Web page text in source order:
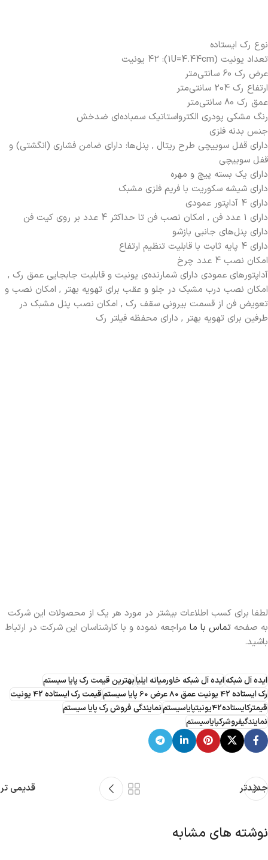
نوع رک ایستاده
تعداد یونیت (1U=4.44cm): 42 یونیت
عرض رک 60 سانتی‌متر
ارتفاع رک 204 سانتی‌متر
عمق رک 80 سانتی‌متر
رنگ مشکی پودری الکترواستاتیک سمباده‌ای ضدخش
جنس بدنه فلزی
دارای قفل سوییچی طرح ریتال , پنل‌ها: دارای ضامن فشاری (انگشتی) و
قفل سوییچی
دارای یک بسته پیچ و مهره
دارای شیشه سکوریت با فریم فلزی مشبک
دارای 4 آداپتور عمودی
دارای 1 عدد فن , امکان نصب فن تا حداکثر 4 عدد بر روی کیت فن
دارای پنل‌های جانبی بازشو
دارای 4 پایه ثابت با قابلیت تنظیم ارتفاع
امکان نصب 4 عدد چرخ
آداپتورهای عمودی دارای شمارنده‌ی یونیت و قابلیت جابجایی عمق رک ,
امکان نصب درب مشبک در جلو و عقب برای تهویه بهتر , امکان نصب و
تعویض فن از قسمت بیرونی سقف رک , امکان نصب پنل مشبک در
طرفین برای تهویه بهتر , دارای محفظه فیلتر رک
لطفا برای کسب اطلاعات بیشتر در مورد هر یک از محصولات این شرکت
به صفحه تماس با ما مراجعه نموده و با کارشناسان این شرکت در ارتباط
باشید.
ایده آل شبکهایده آل شبکه خاورمیانه ایلیابهترین قیمت رک پایا سیستم
رک ایستاده 42 یونیت عمق 80 عرض 60 پایا سیستم
قیمت رک ایستاده 42 یونیت
قیمترکایستاده42یونیتپایاسیستم
نمایندگی فروش رک پایا سیستم
نمایندگیفروشرکپایاسیستم
جدیدتر قدیمی تر
نوشته های مشابه